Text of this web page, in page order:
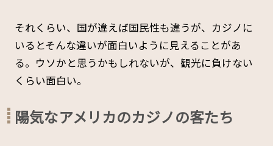
それくらい、国が違えば国民性も違うが、カジノに
いるとそんな違いが面白いように見えることがあ
る。ウソかと思うかもしれないが、観光に負けない
くらい面白い。
陽気なアメリカのカジノの客たち